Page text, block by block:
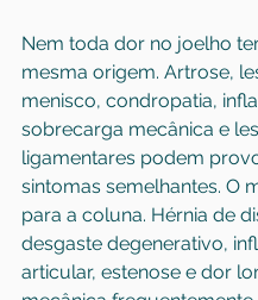
Nem toda dor no joelho
mesma origem. Artrose,
menisco, condropatia,
sobrecarga mecânica e
ligamentares podem
sintomas semelhantes. O
para a coluna. Hérnia de
desgaste degenerativo,
articular, estenose e dor